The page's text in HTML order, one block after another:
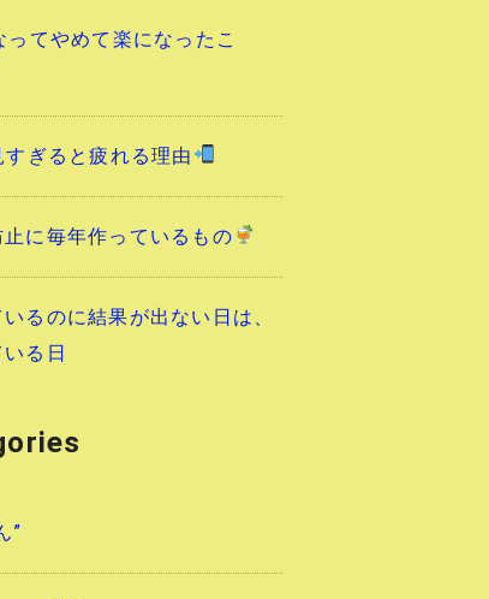
ってやめて楽になったこ
ぎると疲れる理由
止に毎年作っているもの
るのに結果が出ない日は、
る日
”